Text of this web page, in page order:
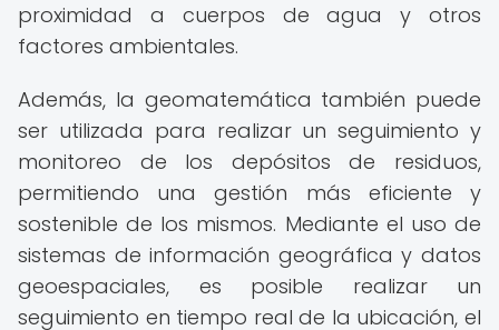
proximidad a cuerpos de agua y otros
factores ambientales.
Además, la geomatemática también puede
ser utilizada para realizar un seguimiento y
monitoreo de los depósitos de residuos,
permitiendo una gestión más eficiente y
sostenible de los mismos. Mediante el uso de
sistemas de información geográfica y datos
geoespaciales, es posible realizar un
seguimiento en tiempo real de la ubicación, el